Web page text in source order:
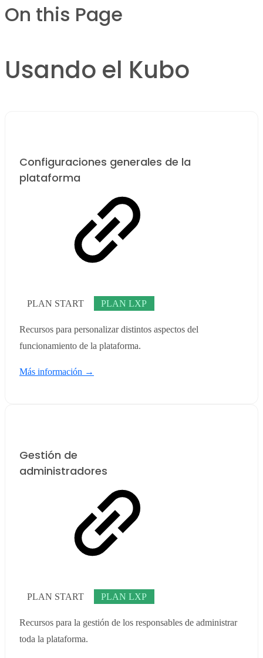
On this Page
Usando el Kubo
Configuraciones generales de la
plataforma
PLAN START PLAN LXP
Recursos para personalizar distintos aspectos del
funcionamiento de la plataforma.
Más información →
Gestión de
administradores
PLAN START PLAN LXP
Recursos para la gestión de los responsables de administrar
toda la plataforma.